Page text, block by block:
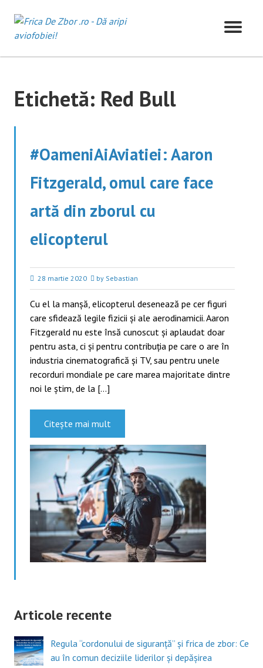
content
Etichetă: Red Bull
#OameniAiAviatiei: Aaron
Fitzgerald, omul care face
artă din zborul cu
elicopterul
28 martie 2020 by Sebastian
Cu el la manșă, elicopterul desenează pe cer figuri
care sfidează legile fizicii și ale aerodinamicii. Aaron
Fitzgerald nu este însă cunoscut și aplaudat doar
pentru asta, ci și pentru contribuția pe care o are în
industria cinematografică și TV, sau pentru unele
recorduri mondiale pe care marea majoritate dintre
noi le știm, de la […]
Citește mai mult
Articole recente
Regula “cordonului de siguranță” și frica de zbor: Ce
au în comun deciziile liderilor și depășirea